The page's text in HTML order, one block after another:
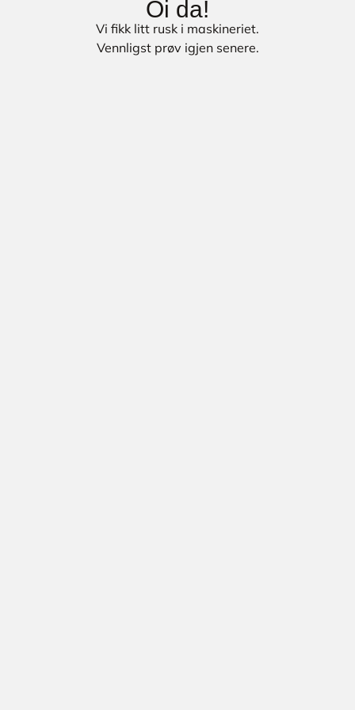
Oi da!
Vi fikk litt rusk i maskineriet.
Vennligst prøv igjen senere.